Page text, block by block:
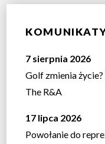
7 sierpnia 2026
Golf zmienia
The R&A
17 lipca 2026
Powołanie do